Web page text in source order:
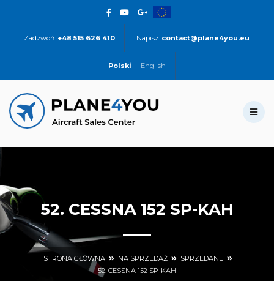
Zadzwoń: +48 515 626 410 Napisz: contact@plane4you.eu
Polski | English
52. CESSNA 152 SP-KAH
STRONA GŁÓWNA NA SPRZEDAŻ
SPRZEDANE
52. CESSNA 152 SP-KAH